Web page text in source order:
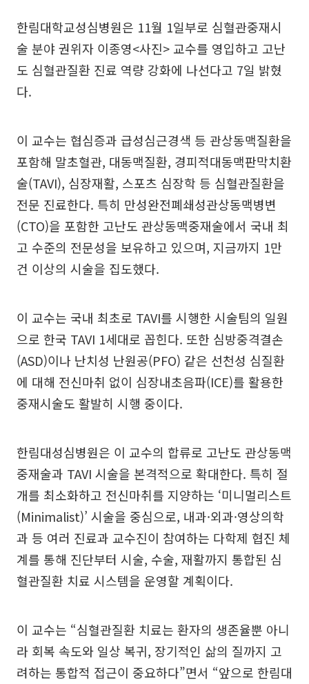
한림대학교성심병원은 11월 1일부로 심혈관중재시
술 분야 권위자 이종영<사진> 교수를 영입하고 고난
도 심혈관질환 진료 역량 강화에 나선다고 7일 밝혔
다.
이 교수는 협심증과 급성심근경색 등 관상동맥질환을
포함해 말초혈관, 대동맥질환, 경피적대동맥판막치환
술(TAVI), 심장재활, 스포츠 심장학 등 심혈관질환을
전문 진료한다. 특히 만성완전폐쇄성관상동맥병변
(CTO)을 포함한 고난도 관상동맥중재술에서 국내 최
고 수준의 전문성을 보유하고 있으며, 지금까지 1만
건 이상의 시술을 집도했다.
이 교수는 국내 최초로 TAVI를 시행한 시술팀의 일원
으로 한국 TAVI 1세대로 꼽힌다. 또한 심방중격결손
(ASD)이나 난치성 난원공(PFO) 같은 선천성 심질환
에 대해 전신마취 없이 심장내초음파(ICE)를 활용한
중재시술도 활발히 시행 중이다.
한림대성심병원은 이 교수의 합류로 고난도 관상동맥
중재술과 TAVI 시술을 본격적으로 확대한다. 특히 절
개를 최소화하고 전신마취를 지양하는 ‘미니멀리스트
(Minimalist)’ 시술을 중심으로, 내과·외과·영상의학
과 등 여러 진료과 교수진이 참여하는 다학제 협진 체
계를 통해 진단부터 시술, 수술, 재활까지 통합된 심
혈관질환 치료 시스템을 운영할 계획이다.
이 교수는 “심혈관질환 치료는 환자의 생존율뿐 아니
라 회복 속도와 일상 복귀, 장기적인 삶의 질까지 고
려하는 통합적 접근이 중요하다”면서 “앞으로 한림대